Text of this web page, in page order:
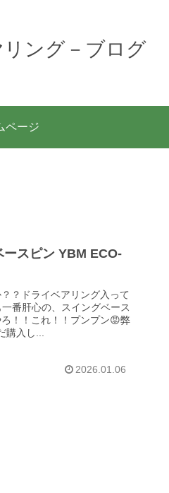
ング－ブログ
ページ
スピン YBM ECO-
？ドライベアリング入って
番肝心の、スイングベース
！！これ！！プンプン😡弊
入し...
2026.01.06